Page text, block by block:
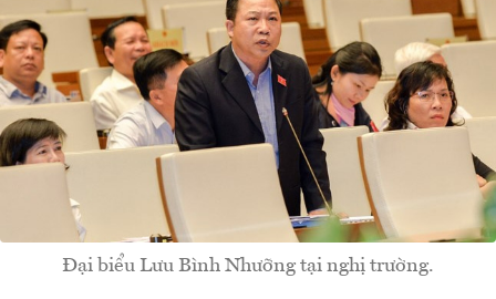
Đại biểu Lưu Bình Nhưỡng tại nghị trường.